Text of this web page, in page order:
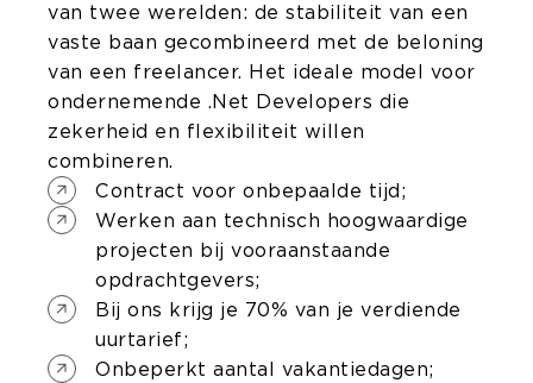
van twee werelden: de stabiliteit van een
vaste baan gecombineerd met de beloning
van een freelancer. Het ideale model voor
ondernemende .Net Developers die
zekerheid en flexibiliteit willen
combineren.
Contract voor onbepaalde tijd;
Werken aan technisch hoogwaardige
projecten bij vooraanstaande
opdrachtgevers;
Bij ons krijg je 70% van je verdiende
uurtarief;
Onbeperkt aantal vakantiedagen;